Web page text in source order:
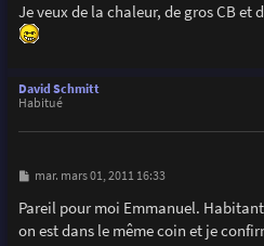
Je veux de la chaleur, de gros CB et
David Schmitt
Habitué
M
s
s
a
mar. mars 01, 2011 16:33
Pareil pour moi Emmanuel.
on est dans le même coin et je